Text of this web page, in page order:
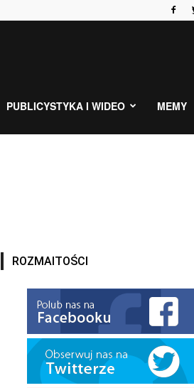
PUBLICYSTYKA I WIDEO MEMY
ROZMAITOŚCI